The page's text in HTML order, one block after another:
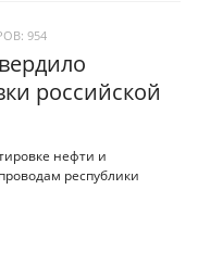
954
российской
нефти и
республики